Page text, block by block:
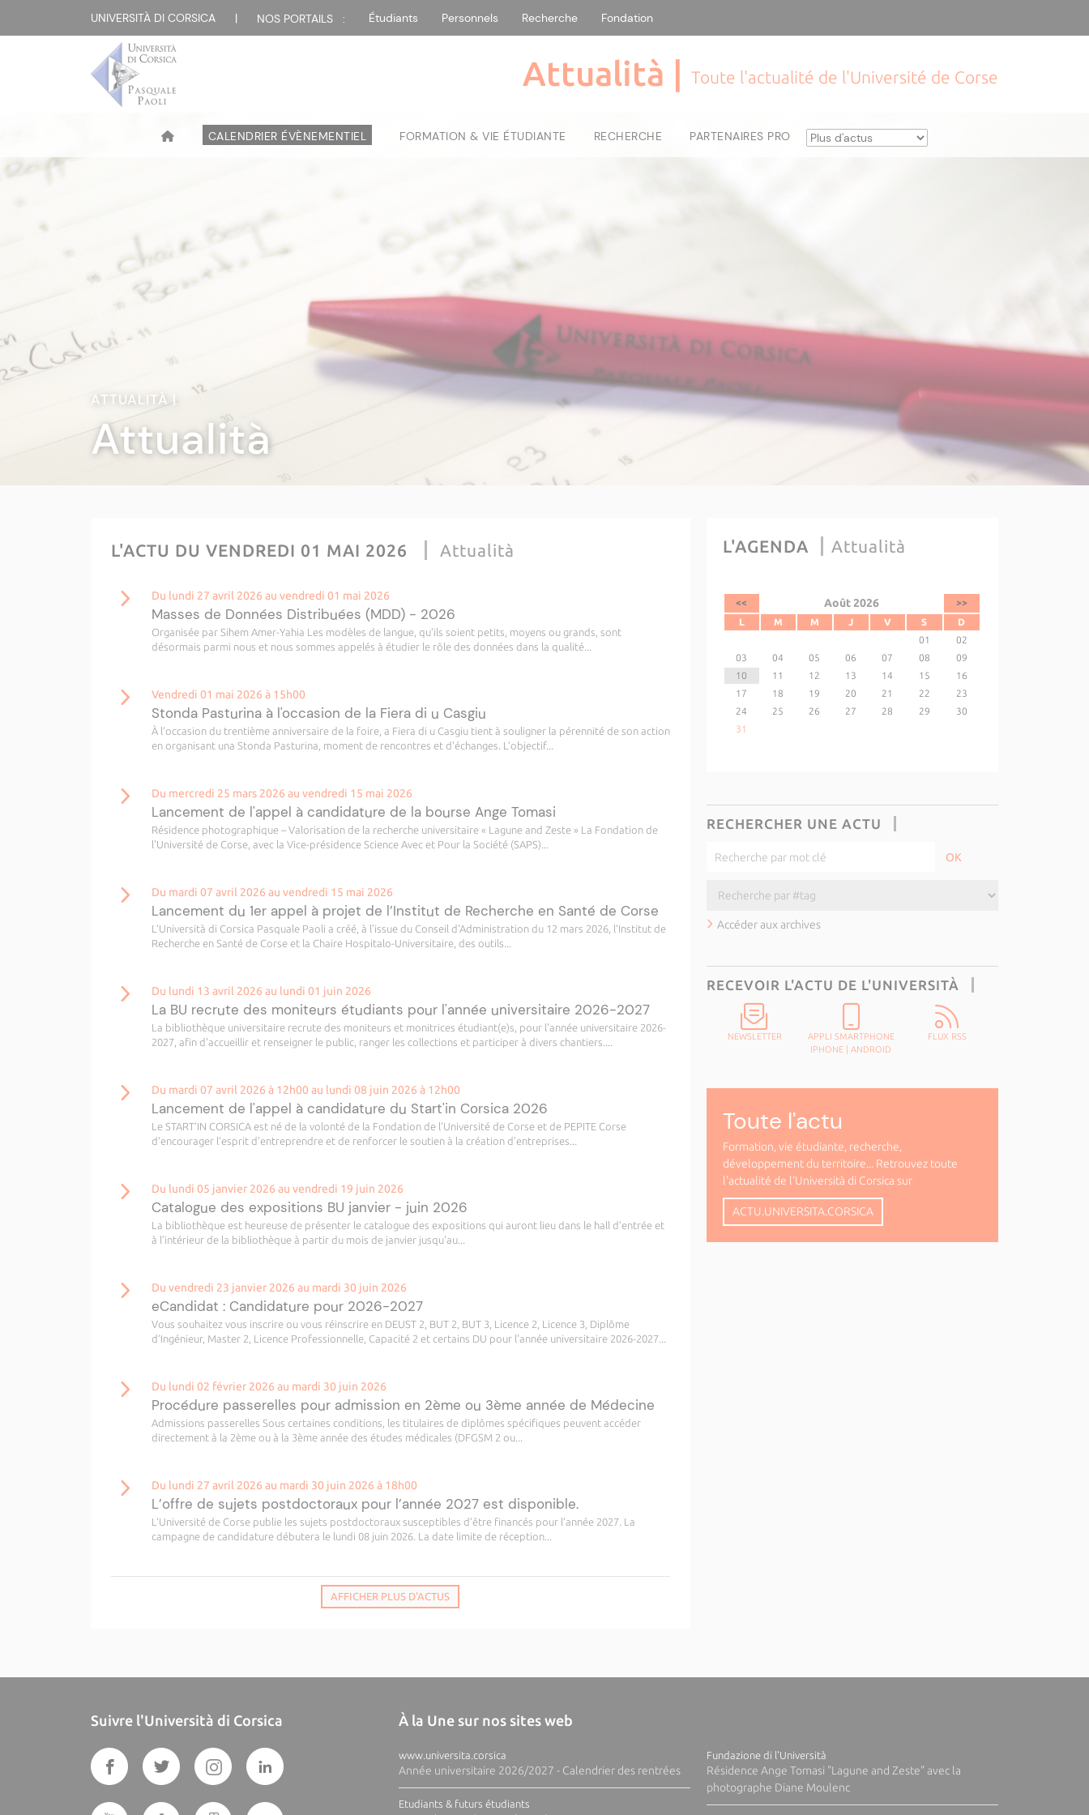
UNIVERSITÀ DI CORSICA | NOS PORTAILS : Étudiants Personnels Recherche Fondation
Attualità | Toute l'actualité de l'Université de Corse
CALENDRIER ÉVÈNEMENTIEL FORMATION & VIE ÉTUDIANTE RECHERCHE PARTENAIRES PRO
ATTUALITÀ |
Attualità
L'ACTU DU VENDREDI 01 MAI 2026 Attualità
Du lundi 27 avril 2026 au vendredi 01 mai 2026
Masses de Données Distribuées (MDD) - 2026
Organisée par Sihem Amer-Yahia Les modèles de langue, qu’ils soient petits, moyens ou grands, sont
désormais parmi nous et nous sommes appelés à étudier le rôle des données dans la qualité...
Vendredi 01 mai 2026 à 15h00
Stonda Pasturina à l'occasion de la Fiera di u Casgiu
À l’occasion du trentième anniversaire de la foire, a Fiera di u Casgiu tient à souligner la pérennité de son action
en organisant una Stonda Pasturina, moment de rencontres et d'échanges. L’objectif...
Du mercredi 25 mars 2026 au vendredi 15 mai 2026
Lancement de l'appel à candidature de la bourse Ange Tomasi
Résidence photographique – Valorisation de la recherche universitaire « Lagune and Zeste » La Fondation de
l'Université de Corse, avec la Vice-présidence Science Avec et Pour la Société (SAPS)...
Du mardi 07 avril 2026 au vendredi 15 mai 2026
Lancement du 1er appel à projet de l’Institut de Recherche en Santé de Corse
L’Università di Corsica Pasquale Paoli a créé, à l'issue du Conseil d'Administration du 12 mars 2026, l’Institut de
Recherche en Santé de Corse et la Chaire Hospitalo-Universitaire, des outils...
Du lundi 13 avril 2026 au lundi 01 juin 2026
La BU recrute des moniteurs étudiants pour l'année universitaire 2026-2027
La bibliothèque universitaire recrute des moniteurs et monitrices étudiant(e)s, pour l'année universitaire 2026-
2027, afin d'accueillir et renseigner le public, ranger les collections et participer à divers chantiers....
Du mardi 07 avril 2026 à 12h00 au lundi 08 juin 2026 à 12h00
Lancement de l'appel à candidature du Start'in Corsica 2026
Le START’IN CORSICA est né de la volonté de la Fondation de l’Université de Corse et de PEPITE Corse
d’encourager l’esprit d’entreprendre et de renforcer le soutien à la création d’entreprises...
Du lundi 05 janvier 2026 au vendredi 19 juin 2026
Catalogue des expositions BU janvier - juin 2026
La bibliothèque est heureuse de présenter le catalogue des expositions qui auront lieu dans le hall d’entrée et
à l’intérieur de la bibliothèque à partir du mois de janvier jusqu'au...
Du vendredi 23 janvier 2026 au mardi 30 juin 2026
eCandidat : Candidature pour 2026-2027
Vous souhaitez vous inscrire ou vous réinscrire en DEUST 2, BUT 2, BUT 3, Licence 2, Licence 3, Diplôme
d’Ingénieur, Master 2, Licence Professionnelle, Capacité 2 et certains DU pour l'année universitaire 2026-2027...
Du lundi 02 février 2026 au mardi 30 juin 2026
Procédure passerelles pour admission en 2ème ou 3ème année de Médecine
Admissions passerelles Sous certaines conditions, les titulaires de diplômes spécifiques peuvent accéder
directement à la 2ème ou à la 3ème année des études médicales (DFGSM 2 ou...
Du lundi 27 avril 2026 au mardi 30 juin 2026 à 18h00
L’offre de sujets postdoctoraux pour l’année 2027 est disponible.
L’Université de Corse publie les sujets postdoctoraux susceptibles d’être financés pour l’année 2027. La
campagne de candidature débutera le lundi 08 juin 2026. La date limite de réception...
AFFICHER PLUS D'ACTUS
L'AGENDA Attualità
<< Août 2026
>>
L
M M J V S
D
01
02
03
04 05 06 07 08
09
10
11 12 13 14 15
16
17
18 19 20 21 22
23
24
25 26 27 28 29
30
31
RECHERCHER UNE ACTU
Accéder aux archives
RECEVOIR L'ACTU DE L'UNIVERSITÀ
NEWSLETTER
APPLI SMARTPHONE
IPHONE |ANDROID
FLUX RSS
Toute l'actu
Formation, vie étudiante, recherche,
développement du territoire... Retrouvez toute
l'actualité de l'Università di Corsica sur
ACTU.UNIVERSITA.CORSICA
Suivre l'Università di Corsica À la Une sur nos sites web
www.universita.corsica
Année universitaire 2026/2027 - Calendrier des rentrées
Etudiants & futurs étudiants
Fundazione di l'Università
Résidence Ange Tomasi "Lagune and Zeste" avec la
photographe Diane Moulenc